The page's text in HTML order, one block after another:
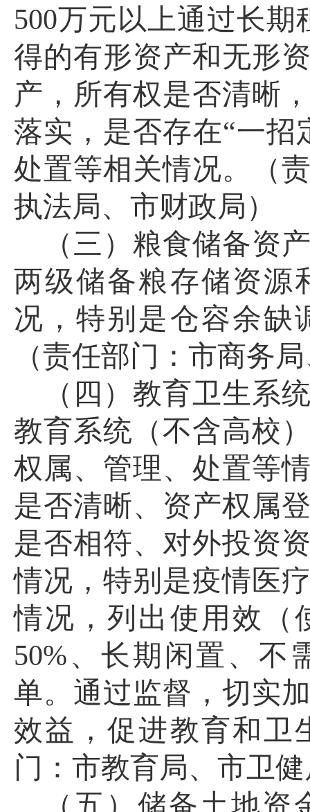
500万元以上通过长期
得的有形资产和无形
产，所有权是否清晰
落实，是否存在“一招
处置等相关情况。（
执法局、市财政局）
（三）粮食储备资
两级储备粮存储资源
况，特别是仓容余缺
（责任部门：市商务
（四） 教育卫生系
教育系统（不含高校
权属、管理、处置等
是否清晰、资产权属
是否相符、对外投资
情况 ，特别是疫情医
情况，列出使用效（
50%、长期闲置、不
单。通过监督，切实
效益，促进教育和卫
门：市教育局、市卫
（五）储备土地资